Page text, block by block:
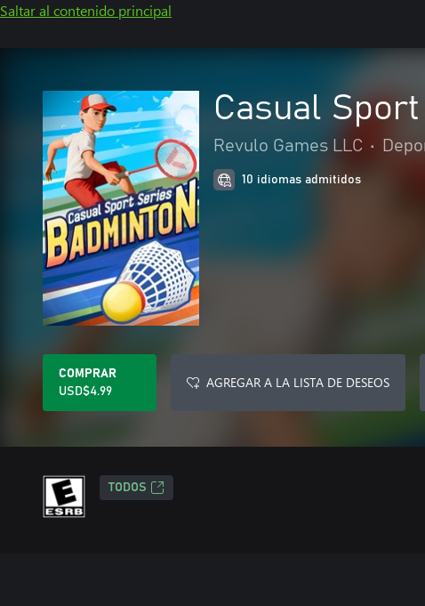
Saltar al contenido principal
Casual
Revulo Games LLC •
10 idiomas admitidos
COMPRAR
USD$4.99
AGREGAR A LA LISTA DE DESEOS
TODOS